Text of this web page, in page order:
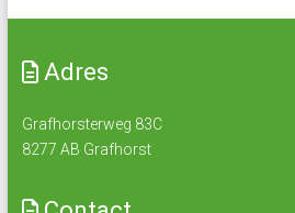
Adres
Grafhorsterweg 83C
8277 AB Grafhorst